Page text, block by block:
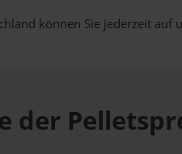
können Sie jederzeit auf
der